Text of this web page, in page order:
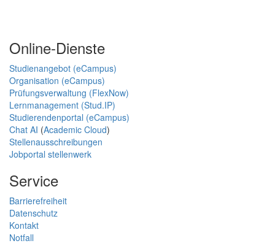
Online-Dienste
Studienangebot (eCampus)
Organisation (eCampus)
Prüfungsverwaltung (FlexNow)
Lernmanagement (Stud.IP)
Studierendenportal (eCampus)
Chat AI (Academic Cloud)
Stellenausschreibungen
Jobportal stellenwerk
Service
Barrierefreiheit
Datenschutz
Kontakt
Notfall